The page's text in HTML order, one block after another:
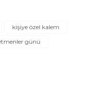
kişiye özel kalem
günü